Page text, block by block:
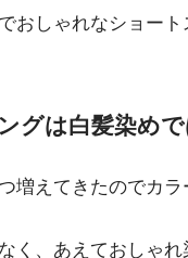
おしゃれなショート
グは白髪染め
増えてきたのでカラ
く、あえておしゃれ